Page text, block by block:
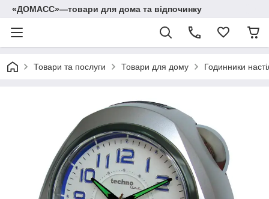
«ДОМАСС»—товари для дома та відпочинку
Товари та послуги Товари для дому Годинники